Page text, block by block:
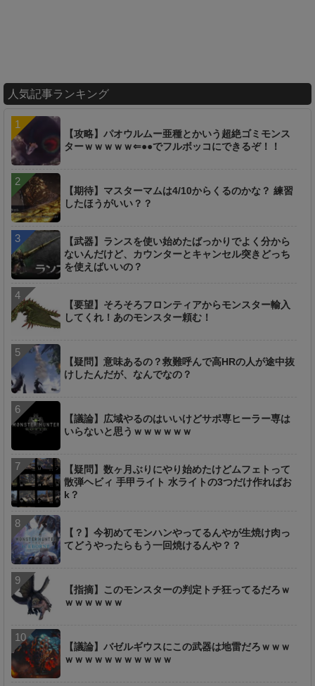
人気記事ランキング
【攻略】パオウルムー亜種とかいう超絶ゴミモンス
ターｗｗｗｗｗ⇐●●でフルボッコにできるぞ！！
【期待】マスターマムは4/10からくるのかな？ 練習
したほうがいい？？
【武器】ランスを使い始めたばっかりでよく分から
ないんだけど、カウンターとキャンセル突きどっち
を使えばいいの？
【要望】そろそろフロンティアからモンスター輸入
してくれ！あのモンスター頼む！
【疑問】意味あるの？救難呼んで高HRの人が途中抜
けしたんだが、なんでなの？
【議論】広域やるのはいいけどサポ専ヒーラー専は
いらないと思うｗｗｗｗｗｗ
【疑問】数ヶ月ぶりにやり始めたけどムフェトって
散弾ヘビィ 手甲ライト 水ライトの3つだけ作ればお
k？
【？】今初めてモンハンやってるんやが生焼け肉っ
てどうやったらもう一回焼けるんや？？
【指摘】このモンスターの判定トチ狂ってるだろｗ
ｗｗｗｗｗｗ
【議論】バゼルギウスにこの武器は地雷だろｗｗｗ
ｗｗｗｗｗｗｗｗｗｗｗ